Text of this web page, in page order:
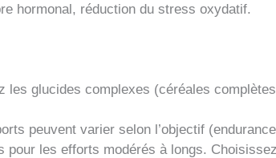
hormonal, réduction du stress oxydatif.
glucides complexes (céréales
peuvent varier selon l’objectif
pour les efforts modérés à longs.